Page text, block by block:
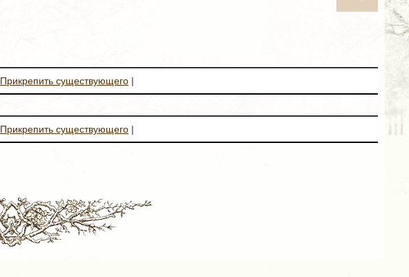
Прикрепить существующего |
Прикрепить существующего |